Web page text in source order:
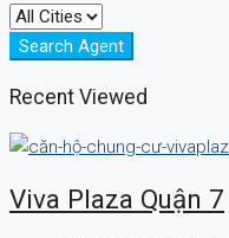
Search Agent
Recent Viewed
Viva Plaza Quận 7